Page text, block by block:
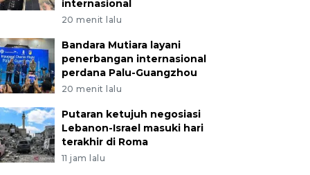
internasional
20 menit lalu
Bandara Mutiara layani
penerbangan internasional
perdana Palu-Guangzhou
20 menit lalu
Putaran ketujuh negosiasi
Lebanon-Israel masuki hari
terakhir di Roma
11 jam lalu